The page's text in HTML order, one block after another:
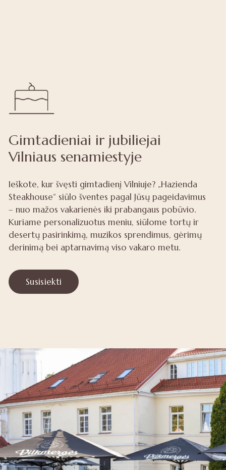
Gimtadieniai ir jubiliejai
Vilniaus senamiestyje
Ieškote, kur švęsti gimtadienį Vilniuje? „Hazienda
Steakhouse“ siūlo šventes pagal Jūsų pageidavimus
– nuo mažos vakarienės iki prabangaus pobūvio.
Kuriame personalizuotus meniu, siūlome tortų ir
desertų pasirinkimą, muzikos sprendimus, gėrimų
derinimą bei aptarnavimą viso vakaro metu.
Susisiekti